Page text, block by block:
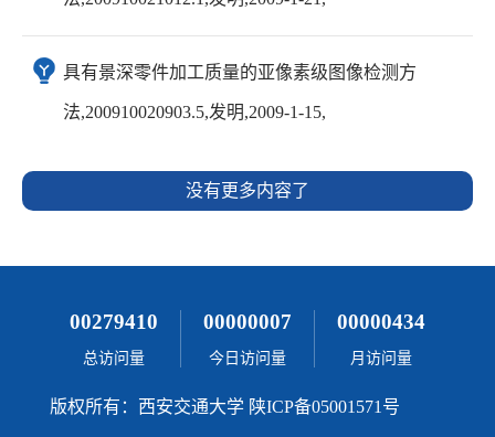
具有景深零件加工质量的亚像素级图像检测方
法,200910020903.5,发明,2009-1-15,
没有更多内容了
00279410
总访问量
00000007
今日访问量
00000434
月访问量
版权所有：西安交通大学 陕ICP备05001571号